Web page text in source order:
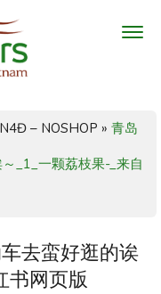
– NOSHOP » 青岛
_1_一颗荔枝果-_来自
去蛮好逛的诶
书网页版